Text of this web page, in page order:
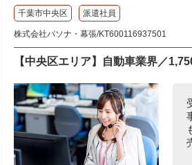
千葉市中央区 派遣社員
株式会社パソナ・幕張/KT600116937501
【中央区エリア】自動車業界／